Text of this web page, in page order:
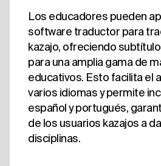
Los educadores pueden
software traductor para
kazajo, ofreciendo
para una amplia gama de
educativos. Esto facilita el
varios idiomas y permite
español y portugués,
de los usuarios kazajos a
disciplinas.